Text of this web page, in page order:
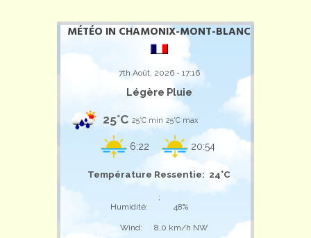
MÉTÉO IN CHAMONIX-MONT-BLANC
7th Août, 2026 - 17:16
Légère Pluie
25°C 25°C min 25°C max
6:22 20:54
Température Ressentie: 24°C
;
Humidité:
48%
Wind: 8,0 km/h NW